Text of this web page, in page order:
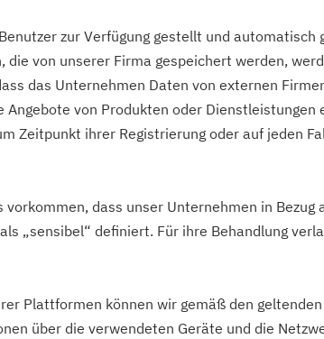
zur Verfügung gestellt und automatisch
die von unserer Firma gespeichert werden,
das Unternehmen Daten von externen
Angebote von Produkten oder
Zeitpunkt ihrer Registrierung oder auf jeden
vorkommen, dass unser Unternehmen in
„sensibel“ definiert. Für ihre Behandlung
Plattformen können wir gemäß den
über die verwendeten Geräte und die